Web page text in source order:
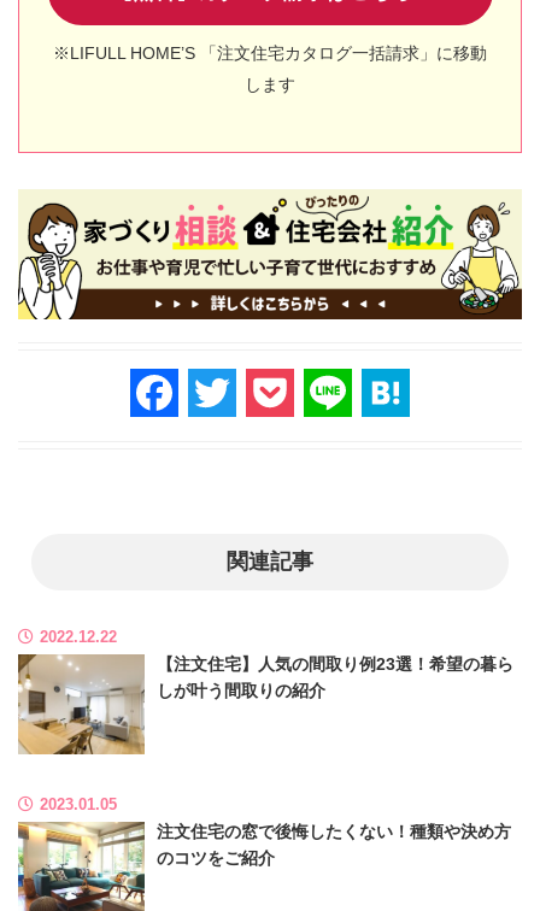
※LIFULL HOME’S 「注文住宅カタログ一括請求」に移動
します
F
a
k
T
wi
P
o
Li
n
関連記事
2022.12.22
【注文住宅】人気の間取り例23選！希望の暮ら
しが叶う間取りの紹介
2023.01.05
注文住宅の窓で後悔したくない！種類や決め方
のコツをご紹介